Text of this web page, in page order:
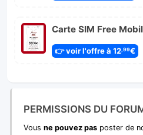
Carte SIM Free
👉 voir l'offre à 12,99€
PERMISSIONS DU
Vous ne pouvez pas poster de